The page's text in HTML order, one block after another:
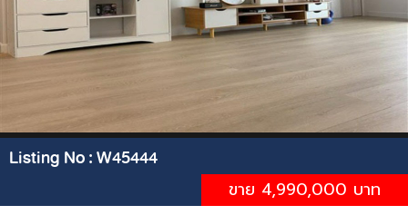
Listing No :W45444
ขาย 4,990,000 บาท